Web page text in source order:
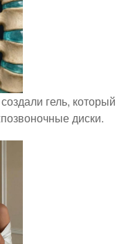
гель, который
диски.